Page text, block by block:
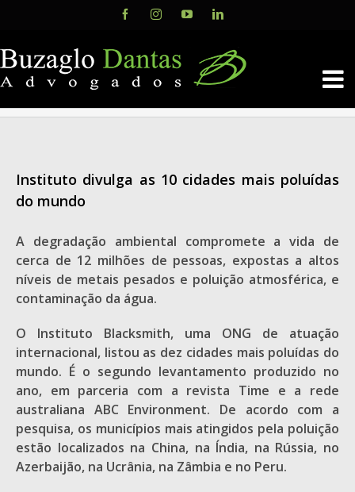
content
FacebookInstagramYouTubeLinkedIn
Instituto divulga as 10 cidades mais poluídas
do mundo
A degradação ambiental compromete a vida de
cerca de 12 milhões de pessoas, expostas a altos
níveis de metais pesados e poluição atmosférica, e
contaminação da água.
O Instituto Blacksmith, uma ONG de atuação
internacional, listou as dez cidades mais poluídas do
mundo. É o segundo levantamento produzido no
ano, em parceria com a revista Time e a rede
australiana ABC Environment. De acordo com a
pesquisa, os municípios mais atingidos pela poluição
estão localizados na China, na Índia, na Rússia, no
Azerbaijão, na Ucrânia, na Zâmbia e no Peru.